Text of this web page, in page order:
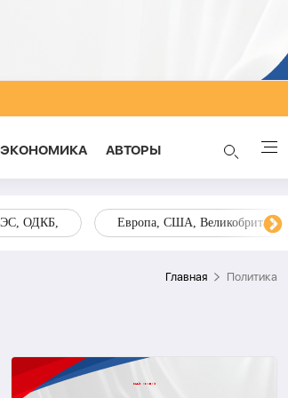
ЭКОНОМИКА AВТОРЫ
ОДКБ, Европа, США, Великобритания,
Главная Политика